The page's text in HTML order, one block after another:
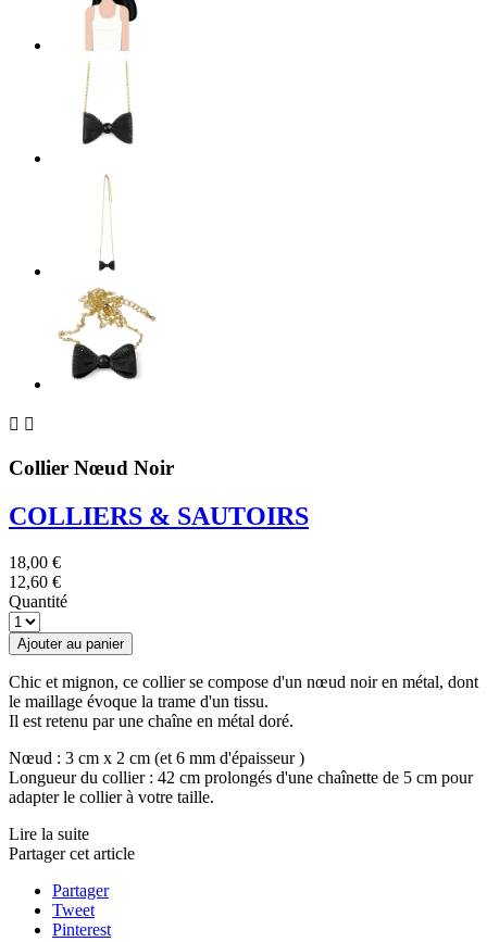
 
Collier Nœud Noir
COLLIERS & SAUTOIRS
18,00 €
12,60 €
Quantité
Ajouter au panier
Chic et mignon, ce collier se compose d'un nœud noir en métal, dont
le maillage évoque la trame d'un tissu.
Il est retenu par une chaîne en métal doré.
Nœud : 3 cm x 2 cm (et 6 mm d'épaisseur )
Longueur du collier : 42 cm prolongés d'une chaînette de 5 cm pour
adapter le collier à votre taille.
Lire la suite
Partager cet article
Partager
Tweet
Pinterest